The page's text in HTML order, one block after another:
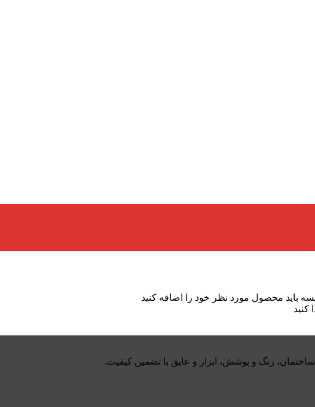
باید محصول مورد نظر خود را اضافه کنید
رنگ و پوشش، ابزار و عایق با تضمین کیفیت.